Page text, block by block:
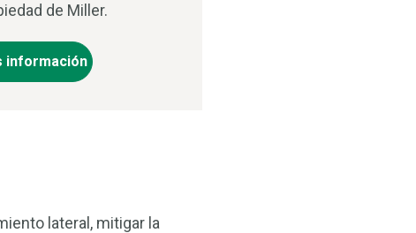
de Miller.
información
lateral, mitigar la